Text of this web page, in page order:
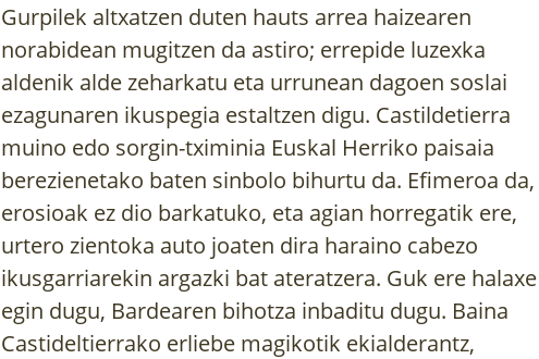
Gurpilek altxatzen duten hauts arrea haizearen
norabidean mugitzen da astiro; errepide luzexka
aldenik alde zeharkatu eta urrunean dagoen soslai
ezagunaren ikuspegia estaltzen digu. Castildetierra
muino edo sorgin-tximinia Euskal Herriko paisaia
berezienetako baten sinbolo bihurtu da. Efimeroa da,
erosioak ez dio barkatuko, eta agian horregatik ere,
urtero zientoka auto joaten dira haraino cabezo
ikusgarriarekin argazki bat ateratzera. Guk ere halaxe
egin dugu, Bardearen bihotza inbaditu dugu. Baina
Castideltierrako erliebe magikotik ekialderantz,